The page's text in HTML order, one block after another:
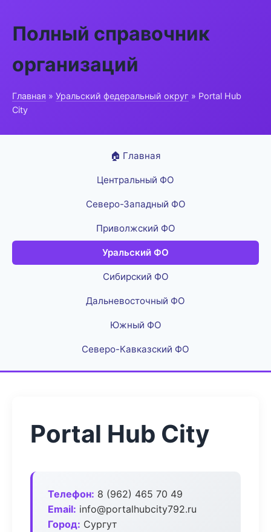
Полный справочник
организаций
Главная » Уральский федеральный округ » Portal Hub
City
🏠 Главная
Центральный ФО
Северо-Западный ФО
Приволжский ФО
Уральский ФО
Сибирский ФО
Дальневосточный ФО
Южный ФО
Северо-Кавказский ФО
Portal Hub City
Телефон: 8 (962) 465 70 49
Email: info@portalhubcity792.ru
Город: Сургут